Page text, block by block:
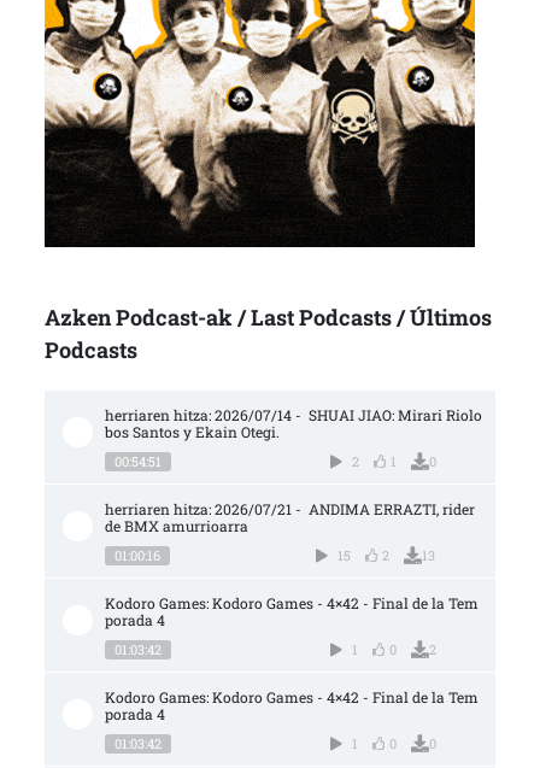
Azken Podcast-ak / Last Podcasts / Últimos
Podcasts
herriaren hitza: 2026/07/14 -  SHUAI JIAO: Mirari Riolo
bos Santos y Ekain Otegi.
00:54:51 2 1 0
herriaren hitza: 2026/07/21 -  ANDIMA ERRAZTI, rider
de BMX amurrioarra
01:00:16 15 2 13
Kodoro Games: Kodoro Games - 4×42 - Final de la Tem
porada 4
01:03:42 1 0 2
Kodoro Games: Kodoro Games - 4×42 - Final de la Tem
porada 4
01:03:42 1 0 0